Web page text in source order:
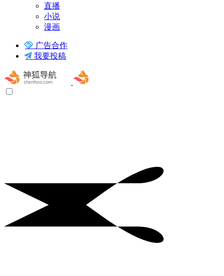
直播
小说
漫画
广告合作
我要投稿